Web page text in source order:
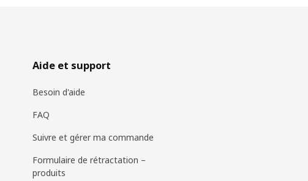
Aide et support
Besoin d'aide
FAQ
Suivre et gérer ma commande
Formulaire de rétractation –
produits